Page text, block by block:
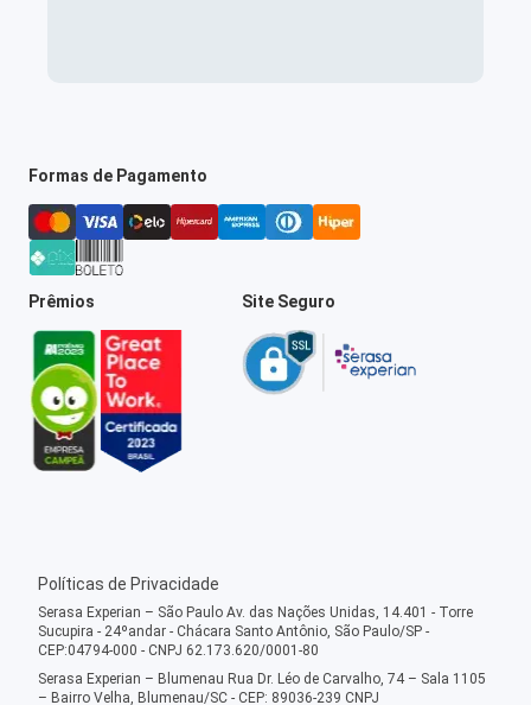
Formas de Pagamento
Prêmios Site Seguro
Políticas de Privacidade
Serasa Experian – São Paulo Av. das Nações Unidas, 14.401 - Torre
Sucupira - 24ºandar - Chácara Santo Antônio, São Paulo/SP -
CEP:04794-000 - CNPJ 62.173.620/0001-80
Serasa Experian – Blumenau Rua Dr. Léo de Carvalho, 74 – Sala 1105
– Bairro Velha, Blumenau/SC - CEP: 89036-239 CNPJ